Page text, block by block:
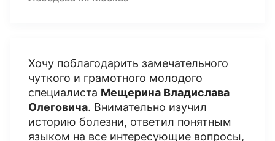
Хочу поблагодарить замечательного
чуткого и грамотного молодого
специалиста Мещерина Владислава
Олеговича. Внимательно изучил
историю болезни, ответил понятным
языком на все интересующие вопросы,